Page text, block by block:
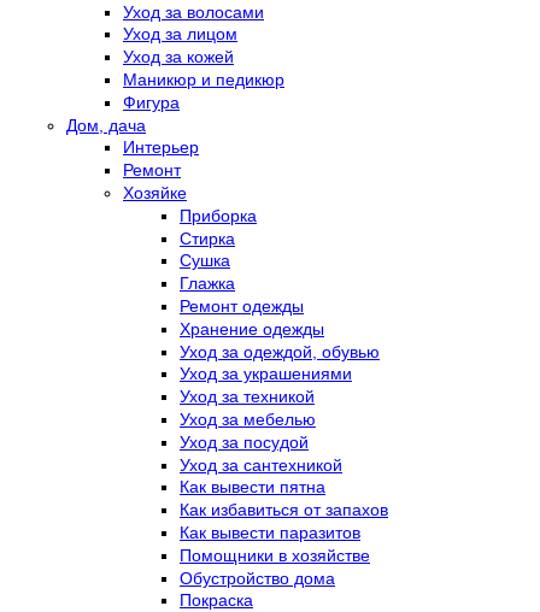
Уход за волосами
Уход за лицом
Уход за кожей
Маникюр и педикюр
Фигура
Дом, дача
Интерьер
Ремонт
Хозяйке
Приборка
Стирка
Сушка
Глажка
Ремонт одежды
Хранение одежды
Уход за одеждой, обувью
Уход за украшениями
Уход за техникой
Уход за мебелью
Уход за посудой
Уход за сантехникой
Как вывести пятна
Как избавиться от запахов
Как вывести паразитов
Помощники в хозяйстве
Обустройство дома
Покраска